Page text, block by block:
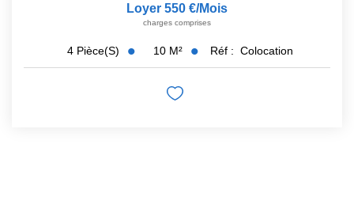
Loyer 550 €/mois
charges comprises
4 Pièce(s) 10 M² Réf : Colocation